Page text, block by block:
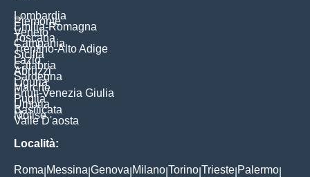
Lombardia
Piemonte
Emilia-Romagna
Veneto
Toscana
Campania
Trentino-Alto Adige
Sicilia
Lazio
Calabria
Abruzzi
Sardegna
Liguria
Marche
Friuli-Venezia Giulia
Puglia
Umbria
Basilicata
Molise
Valle D'aosta
Località:
Roma Messina Genova Milano Torino Trieste Palermo